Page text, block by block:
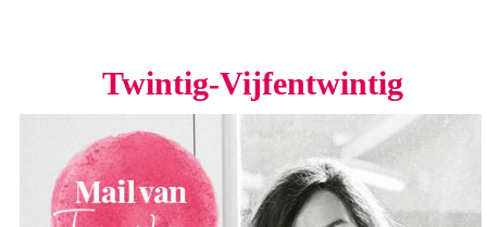
Twintig-Vijfentwintig